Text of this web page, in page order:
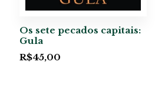
Os sete pecados capitais:
Gula
R$45,00